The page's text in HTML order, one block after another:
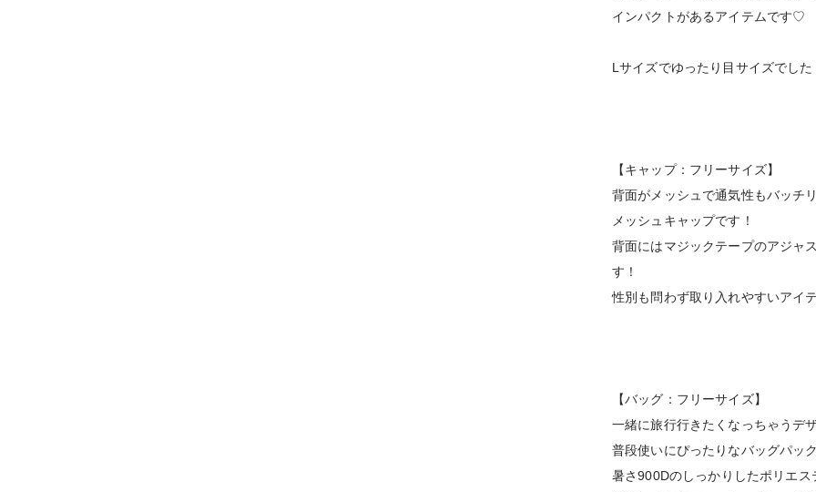
インパクトがあるアイテムです♡
Lサイズでゆったり目サイズでした
【キャップ：フリーサイズ】
背面がメッシュで通気性もバッチ
メッシュキャップです！
背面にはマジックテープのアジャ
す！
性別も問わず取り入れやすいアイ
【バッグ：フリーサイズ】
一緒に旅行行きたくなっちゃうデ
普段使いにぴったりなバッグパッ
暑さ900Dのしっかりしたポリエ